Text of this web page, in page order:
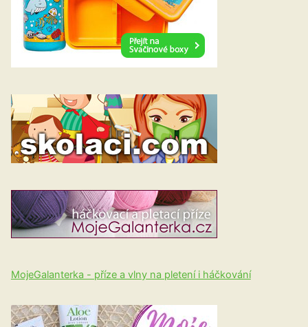
MojeGalanterka - příze a vlny na pletení i háčkování